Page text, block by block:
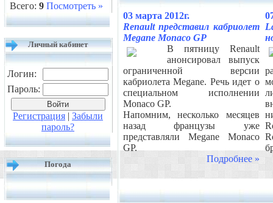
Всего: 9 Посмотреть »
Личный кабинет
Логин:
Пароль:
Регистрация | Забыли
пароль?
Погода
03 марта 2012г.
Renault представил кабриолет
Megane Monaco GP
В пятницу Renault
анонсировал выпуск
ограниченной версии
кабриолета Megane. Речь идет о
специальном исполнении
Monaco GP.
Напомним, несколько месяцев
назад французы уже
представляли Megane Monaco
GP.
Подробнее »